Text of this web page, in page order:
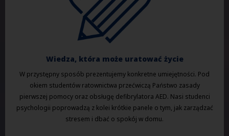
Wiedza, która może uratować życie
W przystępny sposób prezentujemy konkretne umiejętności. Pod
okiem studentów ratownictwa przećwiczą Państwo zasady
pierwszej pomocy oraz obsługę defibrylatora AED. Nasi studenci
psychologii poprowadzą z kolei krótkie panele o tym, jak zarządzać
stresem i dbać o spokój w domu.